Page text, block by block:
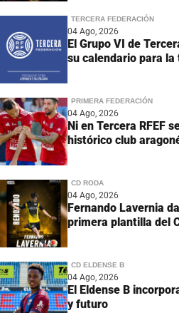
TERCERA FEDERACIÓN
04 Ago, 2026
El Grupo VI de
su calendario para
PRIMERA FEDERACIÓN
04 Ago, 2026
Ni en Tercera RFEF
histórico club
CD RODA
04 Ago, 2026
Fernando Lavernia
primera plantilla del
CD ELDENSE B
04 Ago, 2026
El Eldense B
y futuro